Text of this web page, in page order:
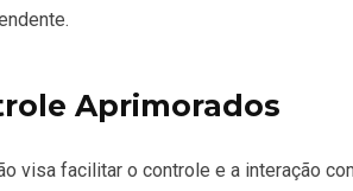
Aprimorados
visa facilitar o controle e a interação